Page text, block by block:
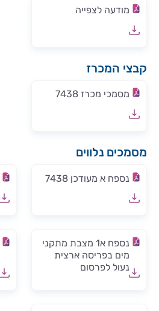
מודעה לצפייה
קבצי המכרז
מסמכי מכרז 7438
מסמכים נלווים
נספח א מעודכן 7438
נספח א1 מצבת מתקני
מים בפריסה ארצית
נעול לפרסום